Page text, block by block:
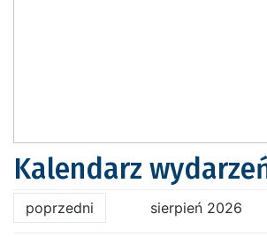
Kalendarz
poprzedni sierpień 2026